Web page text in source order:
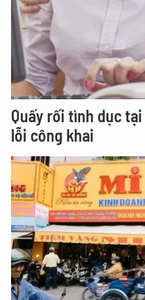
Quấy rối tình dục
lỗi công khai